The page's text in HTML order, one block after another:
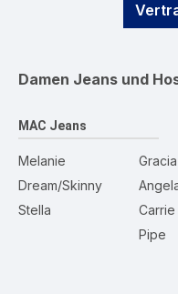
Damen Jeans und
MAC Jeans
Melanie
Dream/Skinny
Stella
Gracia
Carrie
Pipe